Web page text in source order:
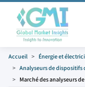
Accueil Énergie et
Analyseurs de dispositifs
Marché des analyseurs